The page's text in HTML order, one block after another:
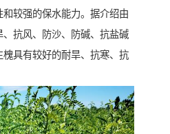
较强的保水能力。据介绍由
抗风、防沙、防碱、抗盐碱
具有较好的耐旱、抗寒、抗